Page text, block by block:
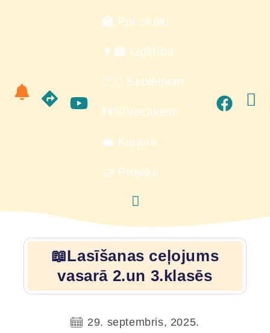
🏫 Par skolu
👩‍🏫 Izglītība
🙋🏻‍♂️ Skolēniem
👫🏻Vecākiem
💼 Karjera
🤝 Projekti
📖Lasīšanas ceļojums
vasarā 2.un 3.klasēs
29. septembris, 2025.